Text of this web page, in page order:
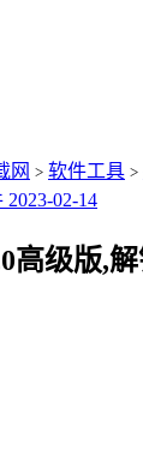
网 > 软件工具 >
2023-02-14
高级版,